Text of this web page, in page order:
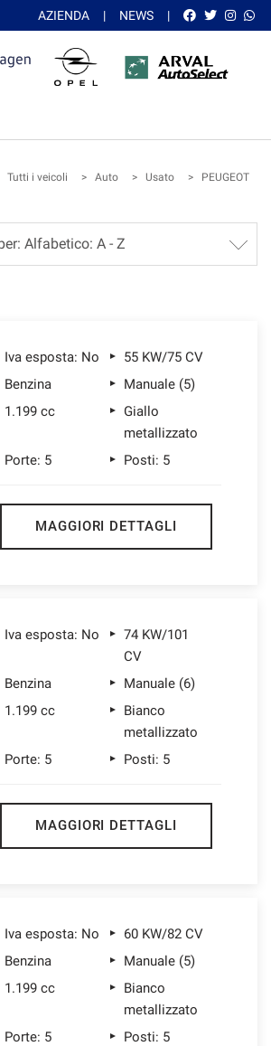
AZIENDA NEWS
Tutti i veicoli > Auto > Usato > PEUGEOT
Iva esposta: No
55 KW/75 CV
Benzina
Manuale (5)
1.199 cc
Giallo
metallizzato
Porte: 5
Posti: 5
MAGGIORI DETTAGLI
Iva esposta: No
74 KW/101
CV
Benzina
Manuale (6)
1.199 cc
Bianco
metallizzato
Porte: 5
Posti: 5
MAGGIORI DETTAGLI
Iva esposta: No
60 KW/82 CV
Benzina
Manuale (5)
1.199 cc
Bianco
metallizzato
Porte: 5
Posti: 5